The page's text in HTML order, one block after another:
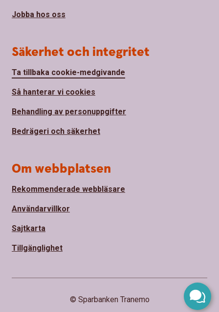
Jobba hos oss
Säkerhet och integritet
Ta tillbaka cookie-medgivande
Så hanterar vi cookies
Behandling av personuppgifter
Bedrägeri och säkerhet
Om webbplatsen
Rekommenderade webbläsare
Användarvillkor
Sajtkarta
Tillgänglighet
© Sparbanken Tranemo